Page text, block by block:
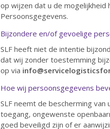
op wijzen dat u de
Persoonsgegevens.
Bijzondere en/of gevoelige
SLF heeft niet de intentie
dat wij zonder toestemming
op via
Hoe wij persoonsgegevens
SLF neemt de bescherming
toegang, ongewenste
goed beveiligd zijn of er